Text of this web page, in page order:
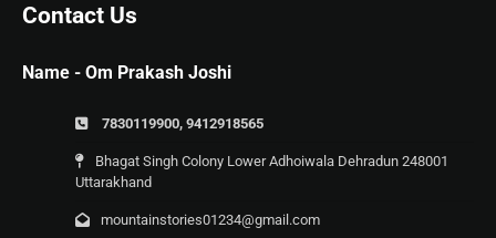
Contact Us
Name - Om Prakash Joshi
7830119900, 9412918565
Bhagat Singh Colony Lower Adhoiwala Dehradun 248001
Uttarakhand
mountainstories01234@gmail.com